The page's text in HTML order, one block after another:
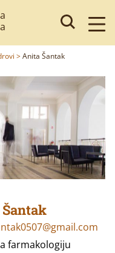
>Anita Šantak
farmakologiju